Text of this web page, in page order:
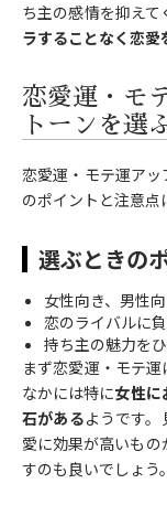
ち主の感情を抑え
ラすることなく恋愛
恋愛運・モ
トーンを選
恋愛運・モテ運ア
のポイントと注意点
選ぶときの
女性向き、男性
恋のライバルに
持ち主の魅力を
まず恋愛運・モテ
なかには特に女性に
石があるようです
愛に効果が高いも
すのも良いでしょう。